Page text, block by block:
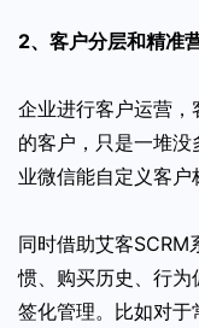
2、客户分层和精准
企业进行客户运营
的客户，只是一堆
业微信能自定义客户
同时借助艾客SCRM
惯、购买历史、行
签化管理。比如对